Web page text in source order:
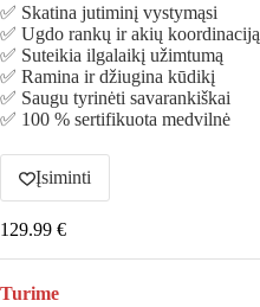
✅ Skatina jutiminį vystymąsi
✅ Ugdo rankų ir akių koordinaciją
✅ Suteikia ilgalaikį užimtumą
✅ Ramina ir džiugina kūdikį
✅ Saugu tyrinėti savarankiškai
✅ 100 % sertifikuota medvilnė
Įsiminti
129.99 €
Turime